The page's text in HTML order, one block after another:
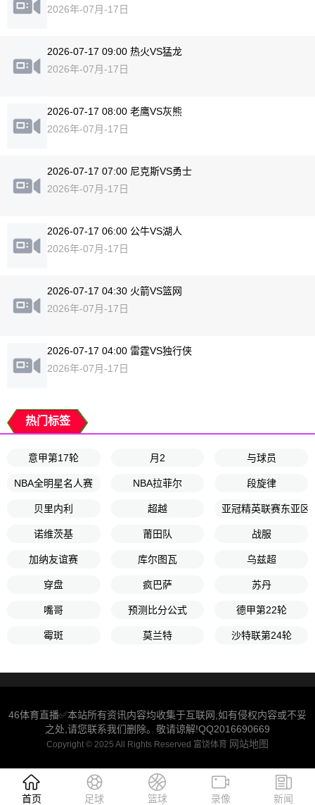
2026年-07月-17日
2026-07-17 09:00 热火VS猛龙
2026年-07月-17日
2026-07-17 08:00 老鹰VS灰熊
2026年-07月-17日
2026-07-17 07:00 尼克斯VS勇士
2026年-07月-17日
2026-07-17 06:00 公牛VS湖人
2026年-07月-17日
2026-07-17 04:30 火箭VS篮网
2026年-07月-17日
2026-07-17 04:00 雷霆VS独行侠
2026年-07月-17日
热门标签
意甲第17轮 月2 与球员
NBA全明星名人赛 NBA拉菲尔 段旋律
贝里内利 超越 亚冠精英联赛东亚区
诺维茨基 莆田队 战服
加纳友谊赛 库尔图瓦 乌兹超
穿盘 疯巴萨 苏丹
嘴哥 预测比分公式 德甲第22轮
霉斑 莫兰特 沙特联第24轮
46体育直播✅本站所有资讯内容均收集于互联网,如有侵权内容或不妥
之处,请您联系我们删除。敬请谅解!QQ2016690669
Copyright © 2025 All Rights Reserved 富饶体育 网站地图
首页 足球 篮球 录像 新闻